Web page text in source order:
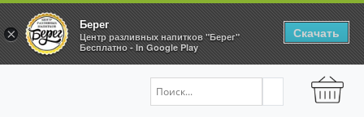
×
Берег
Центр разливных напитков "Берег"
Бесплатно - In Google Play
Скачать